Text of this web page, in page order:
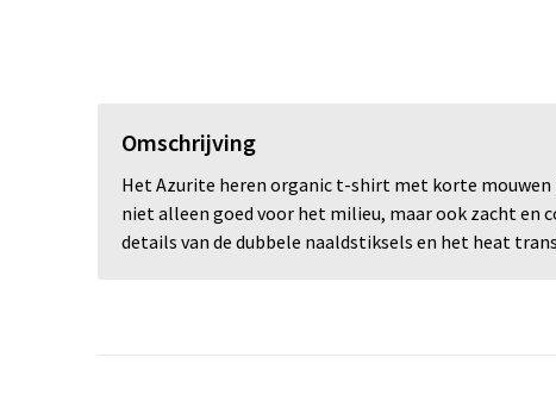
Omschrijving
Het Azurite heren organic t-shirt met korte mouwen
niet alleen goed voor het milieu, maar ook zacht en
details van de dubbele naaldstiksels en het heat